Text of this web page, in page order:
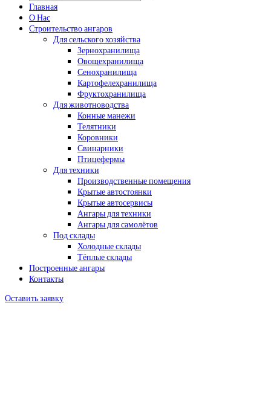
Главная
О Нас
Строительство ангаров
Для сельского хозяйства
Зернохранилища
Овощехранилища
Сенохранилища
Картофелехранилища
Фруктохранилища
Для животноводства
Конные манежи
Телятники
Коровники
Свинарники
Птицефермы
Для техники
Производственные помещения
Крытые автостоянки
Крытые автосервисы
Ангары для техники
Ангары для самолётов
Под склады
Холодные склады
Тёплые склады
Построенные ангары
Контакты
Оставить заявку